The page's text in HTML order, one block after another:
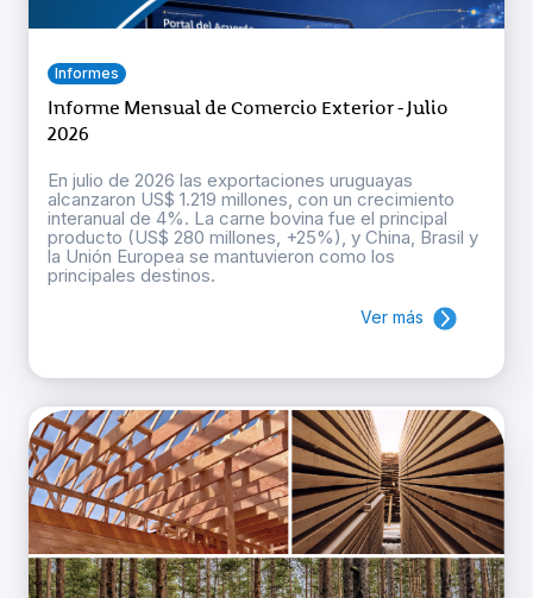
Informes
Informe Mensual de Comercio Exterior - Julio
2026
En julio de 2026 las exportaciones uruguayas
alcanzaron US$ 1.219 millones, con un crecimiento
interanual de 4%. La carne bovina fue el principal
producto (US$ 280 millones, +25%), y China, Brasil y
la Unión Europea se mantuvieron como los
principales destinos.
Ver más